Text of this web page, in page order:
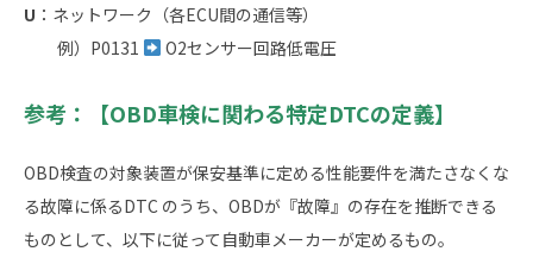
U ：ネットワーク（各ECU間の通信等）
例）P0131
O2センサー回路低電圧
参考：【OBD車検に関わる特定DTCの定義】
OBD検査の対象装置が保安基準に定める性能要件を満たさなくな
る故障に係るDTC のうち、OBDが『故障』の存在を推断できる
ものとして、以下に従って自動車メーカーが定めるもの。